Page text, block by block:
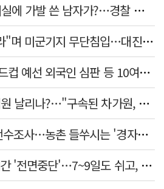
케리비안 베이 女탈의실에 가발 쓴 남자가?…경찰 추적 중
"호남반도체 방해 말라"며 미군기지 무단침입…대진연 회원 3명 '구속'
축구협회, 15년 전 월드컵 예선 외국인 심판 등 10여명에 '성 접대'
이승기, 전세금 105억원 날리나?…"구속된 차가원, 형사 범죄 영역"
정부 느닷없는 농지 전수조사…농촌 들쑤시는 '경자유전'의 칼날
폭염에 프로야구 닷새간 '전면중단'…7~9일도 쉬고, 11일 재개